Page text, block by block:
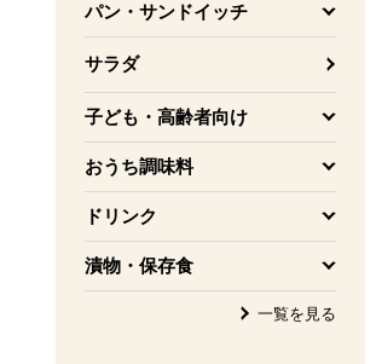
パン・サンドイッチ
を開く
サラダ
子ども・高齢者向け
を開く
おうち調味料
を開く
ドリンク
を開く
漬物・保存食
を開く
一覧を見る